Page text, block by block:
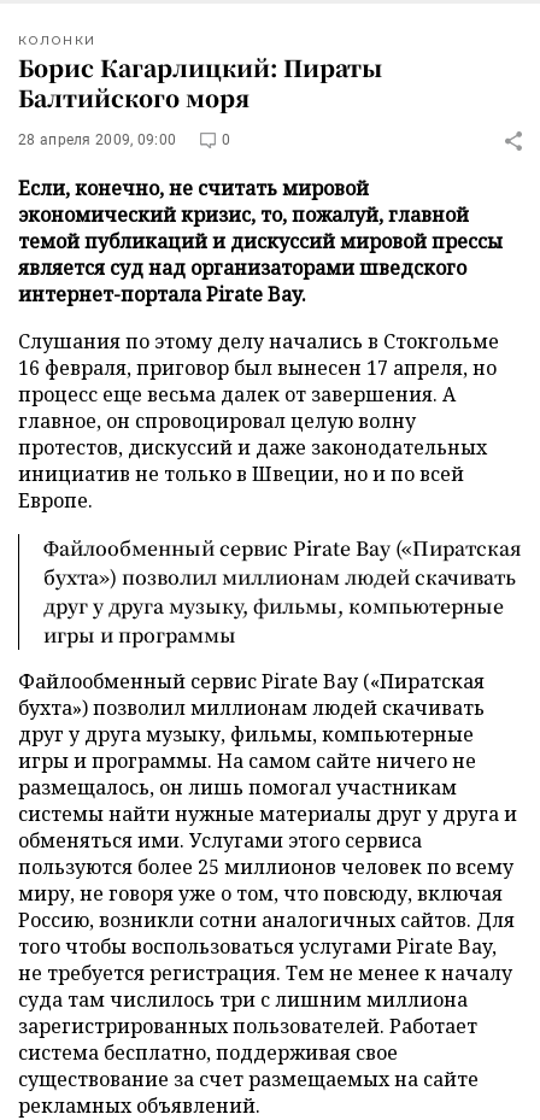
КОЛОНКИ
Борис Кагарлицкий: Пираты
Балтийского моря
28 апреля 2009, 09:00 0
Если, конечно, не считать мировой
экономический кризис, то, пожалуй, главной
темой публикаций и дискуссий мировой прессы
является суд над организаторами шведского
интернет-портала Pirate Bay.
Слушания по этому делу начались в Стокгольме
16 февраля, приговор был вынесен 17 апреля, но
процесс еще весьма далек от завершения. А
главное, он спровоцировал целую волну
протестов, дискуссий и даже законодательных
инициатив не только в Швеции, но и по всей
Европе.
Файлообменный сервис Pirate Bay («Пиратская
бухта») позволил миллионам людей скачивать
друг у друга музыку, фильмы, компьютерные
игры и программы
Файлообменный сервис Pirate Bay («Пиратская
бухта») позволил миллионам людей скачивать
друг у друга музыку, фильмы, компьютерные
игры и программы. На самом сайте ничего не
размещалось, он лишь помогал участникам
системы найти нужные материалы друг у друга и
обменяться ими. Услугами этого сервиса
пользуются более 25 миллионов человек по всему
миру, не говоря уже о том, что повсюду, включая
Россию, возникли сотни аналогичных сайтов. Для
того чтобы воспользоваться услугами Pirate Bay,
не требуется регистрация. Тем не менее к началу
суда там числилось три с лишним миллиона
зарегистрированных пользователей. Работает
система бесплатно, поддерживая свое
существование за счет размещаемых на сайте
рекламных объявлений.